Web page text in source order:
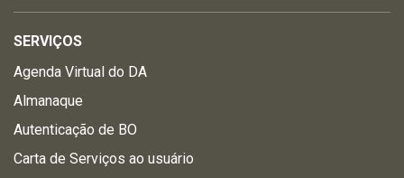
SERVIÇOS
Agenda Virtual do DA
Almanaque
Autenticação de BO
Carta de Serviços ao usuário